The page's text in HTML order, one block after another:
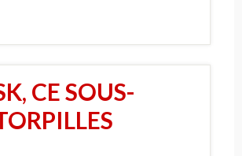
CE SOUS-